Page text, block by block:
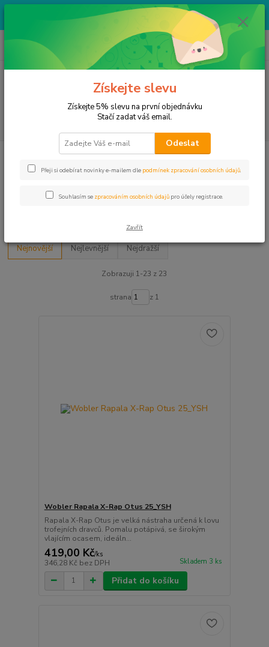
Výprodej skladových zásob za bezva ceny. Více v kategorii VÝPRODEJ.
Na produkty v této kategorii nelze uplatnit žádné slevy.
CZK
+ 420 774 666 665
Po-Pa 8:30-12:00/13:00-17:00, So 8:30-12:00
za
Rapala nástrahy X-Rap Otus X-Rap Otus 25cm
X-Rap Otus 25cm
Nejnovější Nejlevnější Nejdražší
Zobrazuji 1-23 z 23
strana z 1
Wobler Rapala X-Rap Otus 25_YSH
Rapala X-Rap Otus je velká nástraha určená k lovu
trofejních dravců. Pomalu potápivá, se širokým
vlajícím ocasem, ideáln...
419,00 Kč/ks
346,28 Kč bez DPH Skladem 3 ks
Přidat do košíku
Získejte slevu
Získejte 5% slevu na první objednávku
Stačí zadat váš email.
Odeslat
Přeji si odebírat novinky e-mailem dle podmínek zpracování osobních údajů.
Souhlasím se zpracováním osobních údajů pro účely registrace.
Zavřít